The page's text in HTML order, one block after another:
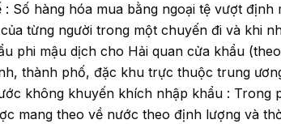
Số hàng hóa mua bằng ngoại tệ vượt
từng người trong một chuyến đi và khi
phi mậu dịch cho Hải quan cửa khẩu
thành phố, đặc khu trực thuộc trung
không khuyến khích nhập khẩu : Trong
mang theo về nước theo định lượng và